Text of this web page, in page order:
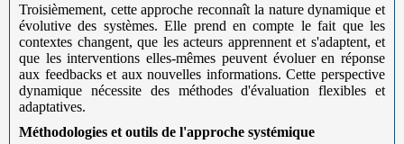
Troisièmement, cette approche reconnaît la nature dynamique et
évolutive des systèmes. Elle prend en compte le fait que les
contextes changent, que les acteurs apprennent et s'adaptent, et
que les interventions elles-mêmes peuvent évoluer en réponse
aux feedbacks et aux nouvelles informations. Cette perspective
dynamique nécessite des méthodes d'évaluation flexibles et
adaptatives.
Méthodologies et outils de l'approche systémique